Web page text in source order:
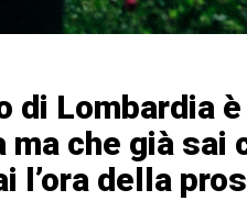
di Lombardia
ma che già sai
l’ora della